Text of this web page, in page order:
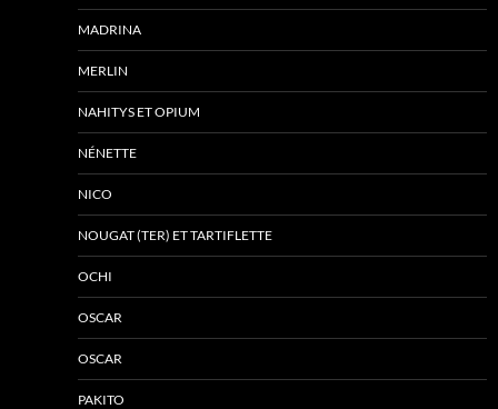
MADRINA
MERLIN
NAHITYS ET OPIUM
NÉNETTE
NICO
NOUGAT (TER) ET TARTIFLETTE
OCHI
OSCAR
OSCAR
PAKITO